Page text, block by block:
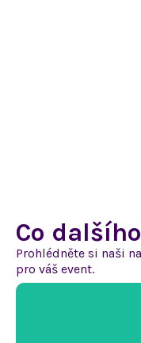
Co
Prohlédněte si naši
pro váš event.